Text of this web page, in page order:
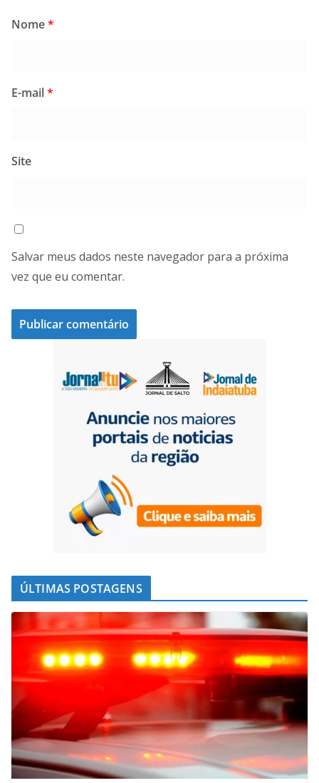
Nome*
E-mail*
Site
Salvar meus dados neste navegador para a próxima
vez que eu comentar.
ÚLTIMAS POSTAGENS